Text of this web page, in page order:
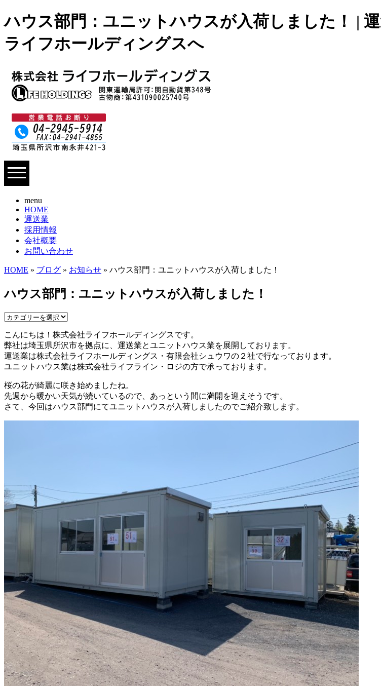
ハウス部門：ユニットハウスが入荷しました！ |
ライフホールディングスへ
menu
HOME
運送業
採用情報
会社概要
お問い合わせ
HOME » ブログ » お知らせ » ハウス部門：ユニットハウスが入荷しました！
ハウス部門：ユニットハウスが入荷しました！
こんにちは！株式会社ライフホールディングスです。
弊社は埼玉県所沢市を拠点に、運送業とユニットハウス業を展開しております。
運送業は株式会社ライフホールディングス・有限会社シュウワの２社で行なっております。
ユニットハウス業は株式会社ライフライン・ロジの方で承っております。
桜の花が綺麗に咲き始めましたね。
先週から暖かい天気が続いているので、あっという間に満開を迎えそうです。
さて、今回はハウス部門にてユニットハウスが入荷しましたのでご紹介致します。